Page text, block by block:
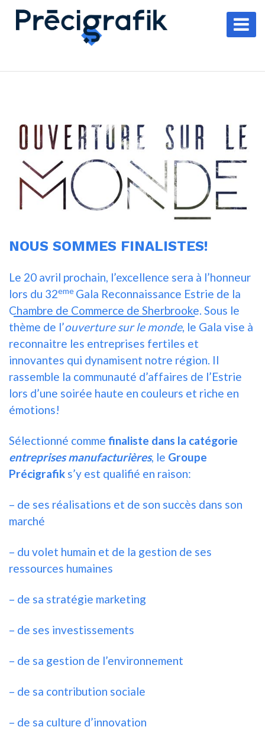
NOUS SOMMES FINALISTES!
Le 20 avril prochain, l’excellence sera à l’honneur
lors du 32eme Gala Reconnaissance Estrie de la
Chambre de Commerce de Sherbrooke. Sous le
thème de l’ouverture sur le monde, le Gala vise à
reconnaitre les entreprises fertiles et
innovantes qui dynamisent notre région. Il
rassemble la communauté d’affaires de l’Estrie
lors d’une soirée haute en couleurs et riche en
émotions!
Sélectionné comme finaliste dans la catégorie
entreprises manufacturières, le Groupe
Précigrafik s’y est qualifié en raison:
– de ses réalisations et de son succès dans son
marché
– du volet humain et de la gestion de ses
ressources humaines
– de sa stratégie marketing
– de ses investissements
– de sa gestion de l’environnement
– de sa contribution sociale
– de sa culture d’innovation